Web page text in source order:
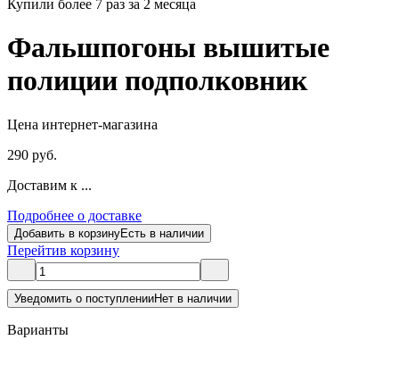
Купили более 7 раз за 2 месяца
Фальшпогоны вышитые
полиции подполковник
Цена интернет-магазина
290 руб.
Доставим к ...
Подробнее о доставке
Добавить в корзинуЕсть в наличии
Перейтив корзину
Уведомить о поступленииНет в наличии
Варианты